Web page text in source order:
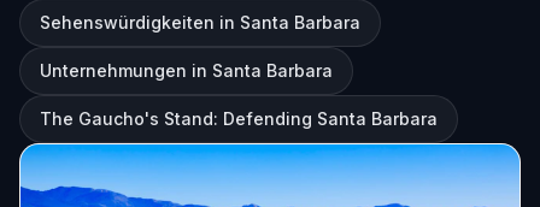
Sehenswürdigkeiten in Santa Barbara
Unternehmungen in Santa Barbara
The Gaucho's Stand: Defending Santa Barbara